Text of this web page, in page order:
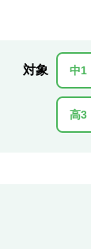
対象 中1
高3